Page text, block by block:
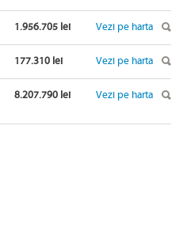
1.956.705 lei Vezi pe harta
177.310 lei Vezi pe harta
8.207.790 lei Vezi pe harta